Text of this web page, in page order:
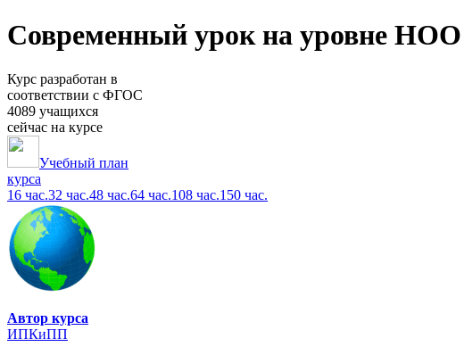
Современный урок на уровне
Курс разработан в
соответствии с ФГОС
4089 учащихся
сейчас на курсе
Учебный план
курса
16 час.32 час.48 час.64 час.108 час.150 час.
Автор курса
ИПКиПП